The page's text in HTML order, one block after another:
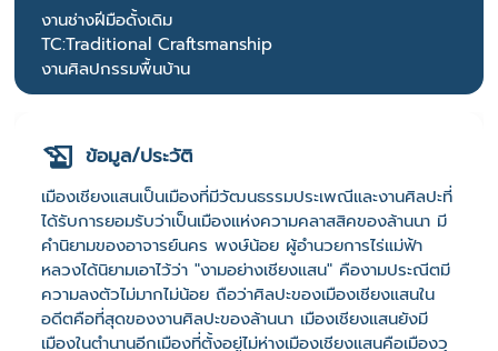
งานช่างฝีมือดั้งเดิม
TC:Traditional Craftsmanship
งานศิลปกรรมพื้นบ้าน
ข้อมูล/ประวัติ
เมืองเชียงแสนเป็นเมืองที่มีวัฒนธรรมประเพณีและงานศิลปะที่
ได้รับการยอมรับว่าเป็นเมืองแห่งความคลาสสิคของล้านนา มี
คำนิยามของอาจารย์นคร พงษ์น้อย ผู้อำนวยการไร่แม่ฟ้า
หลวงได้นิยามเอาไว้ว่า "งามอย่างเชียงแสน" คืองามประณีตมี
ความลงตัวไม่มากไม่น้อย ถือว่าศิลปะของเมืองเชียงแสนใน
อดีตคือที่สุดของงานศิลปะของล้านนา เมืองเชียงแสนยังมี
เมืองในตำนานอีกเมืองที่ตั้งอยู่ไม่ห่างเมืองเชียงแสนคือเมืองวุ